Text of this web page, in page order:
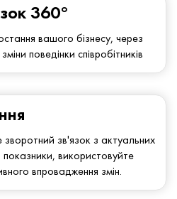
360°
вашого бізнесу, через
поведінки співробітників
зв'язок з актуальних
показники, використовуйте
впровадження змін.